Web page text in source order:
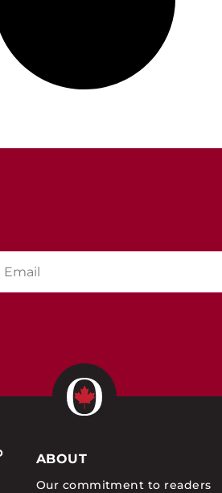
ABOUT
Our commitment to readers